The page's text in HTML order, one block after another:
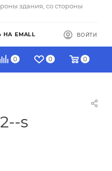
здания, со стороны
НА EMALL ВОЙТИ
0 0 0
s